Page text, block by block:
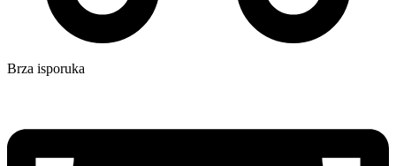
Brza isporuka